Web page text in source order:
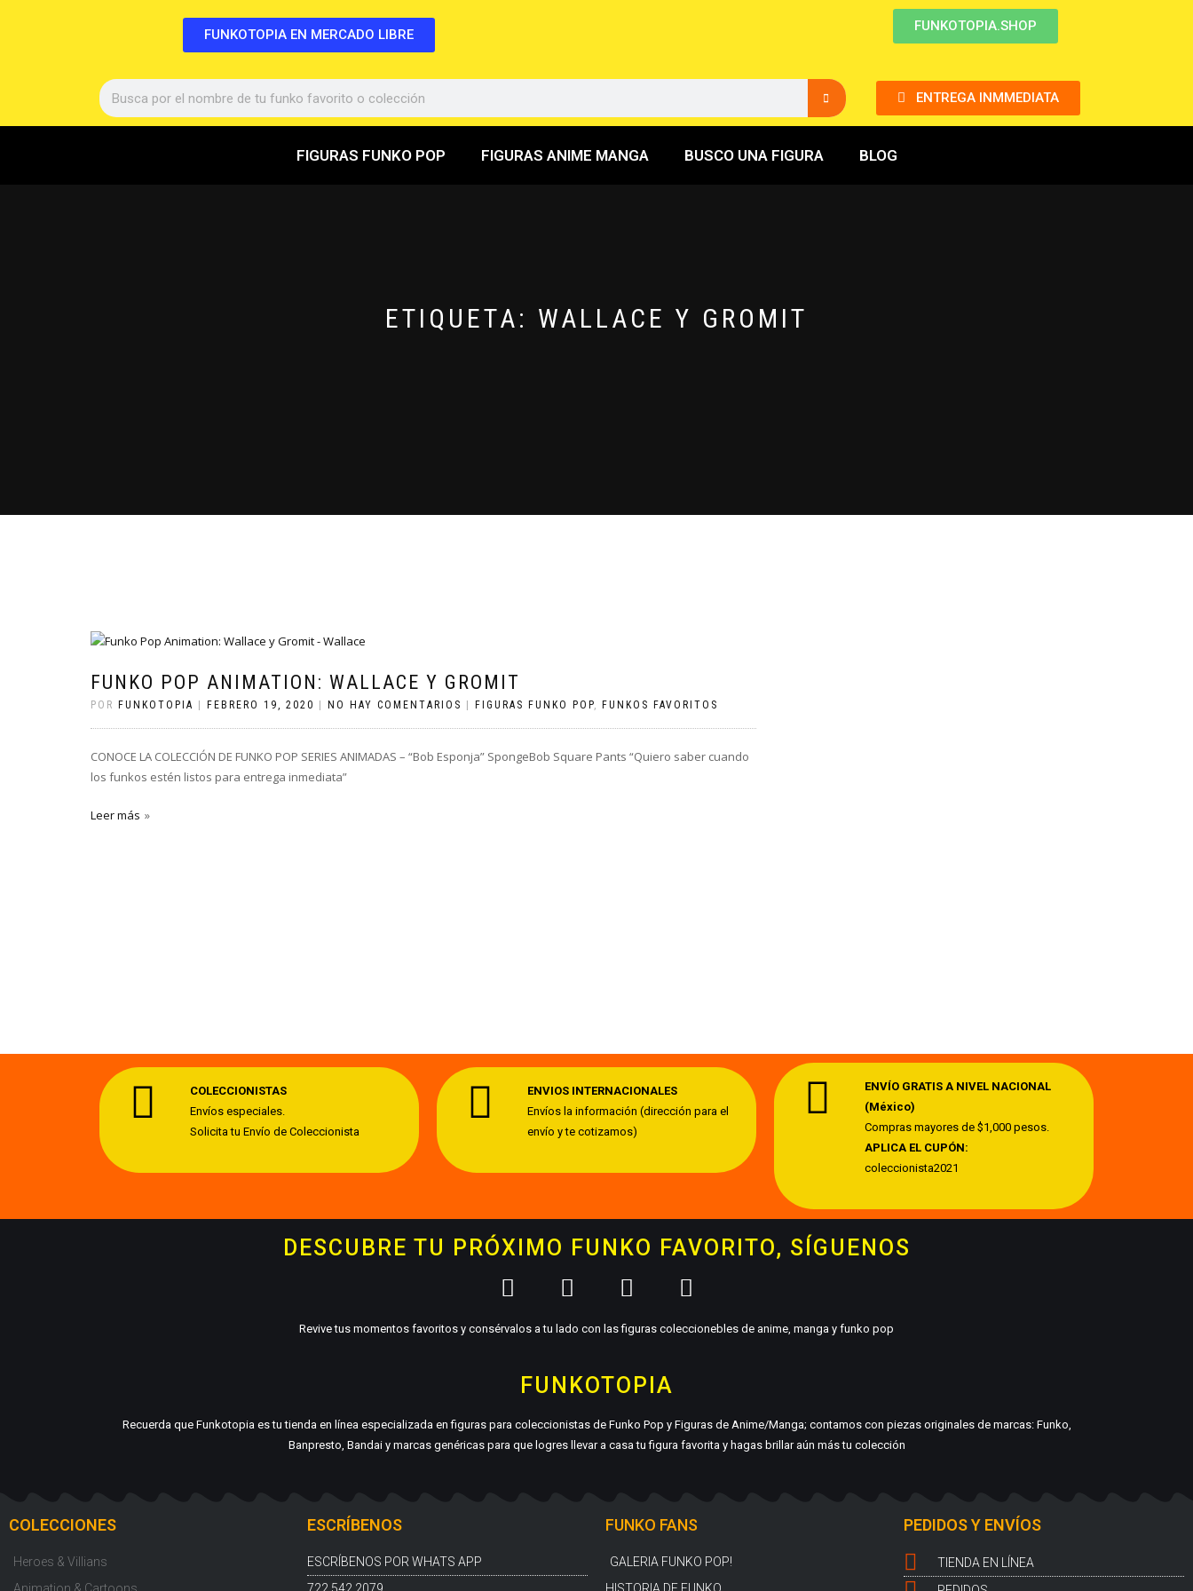
FUNKOTOPIA EN MERCADO LIBRE
FUNKOTOPIA.SHOP
ENTREGA INMMEDIATA
FIGURAS FUNKO POP FIGURAS ANIME MANGA BUSCO UNA FIGURA BLOG
ETIQUETA: WALLACE Y GROMIT
FUNKO POP ANIMATION: WALLACE Y GROMIT
POR FUNKOTOPIA FEBRERO 19, 2020 NO HAY COMENTARIOS FIGURAS FUNKO POP, FUNKOS FAVORITOS
CONOCE LA COLECCIÓN DE FUNKO POP SERIES ANIMADAS – “Bob Esponja” SpongeBob Square Pants “Quiero saber cuando
los funkos estén listos para entrega inmediata”
Leer más
COLECCIONISTAS
Envíos especiales.
Solicita tu Envío de Coleccionista
ENVIOS INTERNACIONALES
Envíos la información (dirección para el
envío y te cotizamos)
ENVÍO GRATIS A NIVEL NACIONAL
(México)
Compras mayores de $1,000 pesos.
APLICA EL CUPÓN:
coleccionista2021
DESCUBRE TU PRÓXIMO FUNKO FAVORITO, SÍGUENOS
Revive tus momentos favoritos y consérvalos a tu lado con las figuras coleccionebles de anime, manga y funko pop
FUNKOTOPIA
Recuerda que Funkotopia es tu tienda en línea especializada en figuras para coleccionistas de Funko Pop y Figuras de Anime/Manga; contamos con piezas originales de marcas: Funko,
Banpresto, Bandai y marcas genéricas para que logres llevar a casa tu figura favorita y hagas brillar aún más tu colección
COLECCIONES
Heroes & Villians
ESCRÍBENOS
ESCRÍBENOS POR WHATS APP
FUNKO FANS
GALERIA FUNKO POP!
PEDIDOS Y ENVÍOS
TIENDA EN LÍNEA